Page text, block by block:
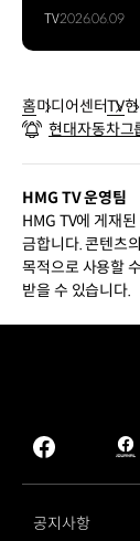
TV2026.06.09
홈미디어센터TV
현대자동차그
HMG TV 운영팀
HMG TV에 게재
금합니다. 콘텐츠
목적으로 사용할
받을 수 있습니다.
facebook
공지사항